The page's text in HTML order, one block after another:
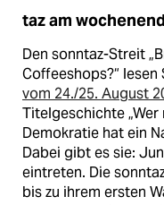
taz am
Den sonntaz-Streit
Coffeeshops?“ lesen
vom 24./25. August
Titelgeschichte „Wer
Demokratie hat ein
Dabei gibt es sie:
eintreten. Die
bis zu ihrem ersten